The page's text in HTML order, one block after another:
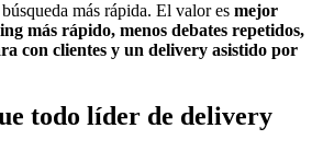
más rápida. El valor es mejor
más rápido, menos debates repetidos,
con clientes y un delivery asistido por
todo líder de delivery